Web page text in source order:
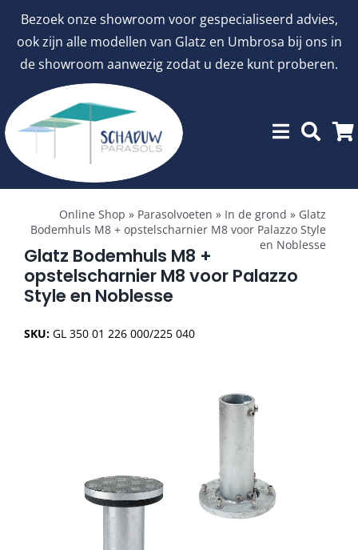
Bezoek onze showroom voor gespecialiseerd advies,
ook zijn alle modellen van Glatz en Umbrosa bij ons in
de showroom aanwezig zodat u deze kunt proberen.
inhoud
Toggle
Navigation
aanbiedingen
Stokparasols
Schaduwdoeken
Online Shop » Parasolvoeten » In de grond » Glatz
Bodemhuls M8 + opstelscharnier M8 voor Palazzo Style
en Noblesse
Glatz Bodemhuls M8 +
opstelscharnier M8 voor Palazzo
Style en Noblesse
SKU: GL 350 01 226 000/225 040